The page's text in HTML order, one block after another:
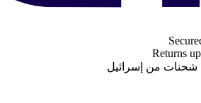
Returns
شحنات من إسرائيل